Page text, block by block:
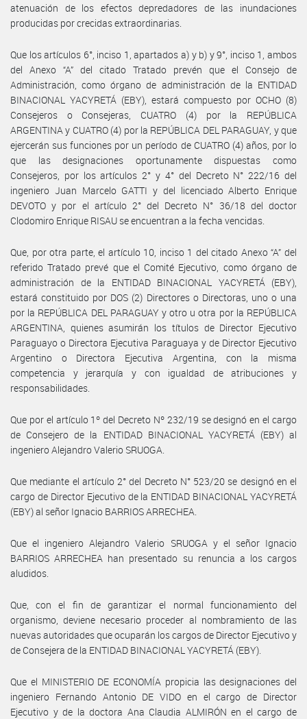
atenuación de los efectos depredadores de las inundaciones
producidas por crecidas extraordinarias.
Que los artículos 6°, inciso 1, apartados a) y b) y 9°, inciso 1, ambos
del Anexo “A” del citado Tratado prevén que el Consejo de
Administración, como órgano de administración de la ENTIDAD
BINACIONAL YACYRETÁ (EBY), estará compuesto por OCHO (8)
Consejeros o Consejeras, CUATRO (4) por la REPÚBLICA
ARGENTINA y CUATRO (4) por la REPÚBLICA DEL PARAGUAY, y que
ejercerán sus funciones por un período de CUATRO (4) años, por lo
que las designaciones oportunamente dispuestas como
Consejeros, por los artículos 2° y 4° del Decreto N° 222/16 del
ingeniero Juan Marcelo GATTI y del licenciado Alberto Enrique
DEVOTO y por el artículo 2° del Decreto N° 36/18 del doctor
Clodomiro Enrique RISAU se encuentran a la fecha vencidas.
Que, por otra parte, el artículo 10, inciso 1 del citado Anexo “A” del
referido Tratado prevé que el Comité Ejecutivo, como órgano de
administración de la ENTIDAD BINACIONAL YACYRETÁ (EBY),
estará constituido por DOS (2) Directores o Directoras, uno o una
por la REPÚBLICA DEL PARAGUAY y otro u otra por la REPÚBLICA
ARGENTINA, quienes asumirán los títulos de Director Ejecutivo
Paraguayo o Directora Ejecutiva Paraguaya y de Director Ejecutivo
Argentino o Directora Ejecutiva Argentina, con la misma
competencia y jerarquía y con igualdad de atribuciones y
responsabilidades.
Que por el artículo 1º del Decreto Nº 232/19 se designó en el cargo
de Consejero de la ENTIDAD BINACIONAL YACYRETÁ (EBY) al
ingeniero Alejandro Valerio SRUOGA.
Que mediante el artículo 2° del Decreto N° 523/20 se designó en el
cargo de Director Ejecutivo de la ENTIDAD BINACIONAL YACYRETÁ
(EBY) al señor Ignacio BARRIOS ARRECHEA.
Que el ingeniero Alejandro Valerio SRUOGA y el señor Ignacio
BARRIOS ARRECHEA han presentado su renuncia a los cargos
aludidos.
Que, con el fin de garantizar el normal funcionamiento del
organismo, deviene necesario proceder al nombramiento de las
nuevas autoridades que ocuparán los cargos de Director Ejecutivo y
de Consejera de la ENTIDAD BINACIONAL YACYRETÁ (EBY).
Que el MINISTERIO DE ECONOMÍA propicia las designaciones del
ingeniero Fernando Antonio DE VIDO en el cargo de Director
Ejecutivo y de la doctora Ana Claudia ALMIRÓN en el cargo de